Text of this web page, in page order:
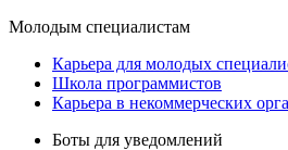
Молодым специалистам
Карьера для молодых
Школа программистов
Карьера в некоммерческих
Боты для уведомлений